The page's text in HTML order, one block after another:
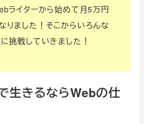
ライターから始めて月5万円
りました！そこからいろんな
挑戦していきました！
生きるならWebの仕